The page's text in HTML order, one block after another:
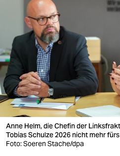
wahrheit
verlag
verlag
veranstaltungen
shop
fragen & hilfe
unterstützen
Anne Helm, die Chefin der
Tobias Schulze 2026 nicht mehr
Foto: Soeren Stache/dpa